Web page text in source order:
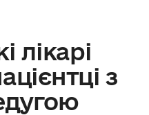
лікарі
з